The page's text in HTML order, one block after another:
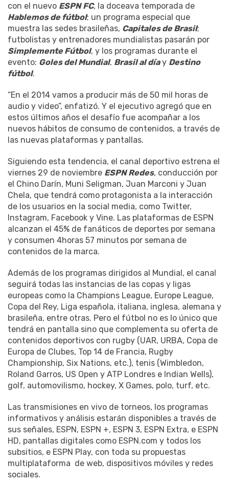
con el nuevo ESPN FC, la doceava temporada de
Hablemos de fútbol; un programa especial que
muestra las sedes brasileñas, Capitales de Brasil;
futbolistas y entrenadores mundialistas pasarán por
Simplemente Fútbol, y los programas durante el
evento: Goles del Mundial, Brasil al díay Destino
fútbol.
“En el 2014 vamos a producir más de 50 mil horas de
audio y video”, enfatizó. Y el ejecutivo agregó que en
estos últimos años el desafío fue acompañar a los
nuevos hábitos de consumo de contenidos, a través de
las nuevas plataformas y pantallas.
Siguiendo esta tendencia, el canal deportivo estrena el
viernes 29 de noviembre ESPN Redes, conducción por
el Chino Darín, Muni Seligman, Juan Marconi y Juan
Chela, que tendrá como protagonista a la interacción
de los usuarios en la social media, como Twitter,
Instagram, Facebook y Vine. Las plataformas de ESPN
alcanzan el 45% de fanáticos de deportes por semana
y consumen 4horas 57 minutos por semana de
contenidos de la marca.
Además de los programas dirigidos al Mundial, el canal
seguirá todas las instancias de las copas y ligas
europeas como la Champions League, Europe League,
Copa del Rey, Liga española, italiana, inglesa, alemana y
brasileña, entre otras. Pero el fútbol no es lo único que
tendrá en pantalla sino que complementa su oferta de
contenidos deportivos con rugby (UAR, URBA, Copa de
Europa de Clubes, Top 14 de Francia, Rugby
Championship, Six Nations, etc.), tenis (Wimbledon,
Roland Garros, US Open y ATP Londres e Indian Wells),
golf, automovilismo, hockey, X Games, polo, turf, etc.
Las transmisiones en vivo de torneos, los programas
informativos y análisis estarán disponibles a través de
sus señales, ESPN, ESPN +, ESPN 3, ESPN Extra, e ESPN
HD, pantallas digitales como ESPN.com y todos los
subsitios, e ESPN Play, con toda su propuestas
multiplataforma de web, dispositivos móviles y redes
sociales.